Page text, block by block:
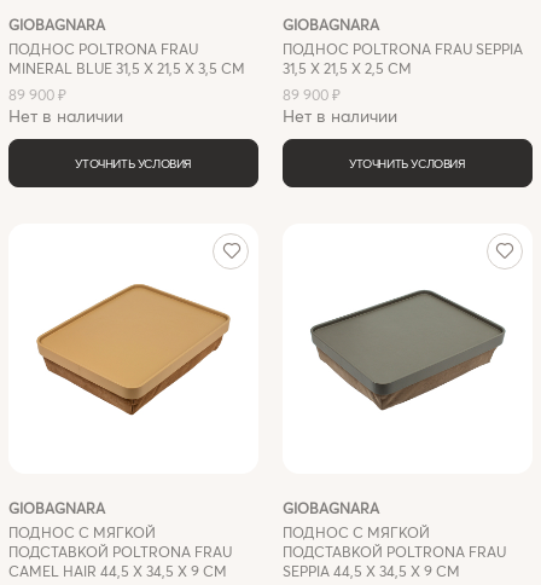
GIOBAGNARA
ПОДНОС POLTRONA FRAU
MINERAL BLUE 31,5 X 21,5 Х 3,5 СМ
89 900 ₽
Нет в наличии
УТОЧНИТЬ УСЛОВИЯ
GIOBAGNARA
ПОДНОС POLTRONA FRAU SEPPIA
31,5 X 21,5 Х 2,5 СМ
89 900 ₽
Нет в наличии
УТОЧНИТЬ УСЛОВИЯ
GIOBAGNARA
ПОДНОС С МЯГКОЙ
ПОДСТАВКОЙ POLTRONA FRAU
CAMEL HAIR 44,5 X 34,5 Х 9 СМ
GIOBAGNARA
ПОДНОС С МЯГКОЙ
ПОДСТАВКОЙ POLTRONA FRAU
SEPPIA 44,5 X 34,5 Х 9 СМ